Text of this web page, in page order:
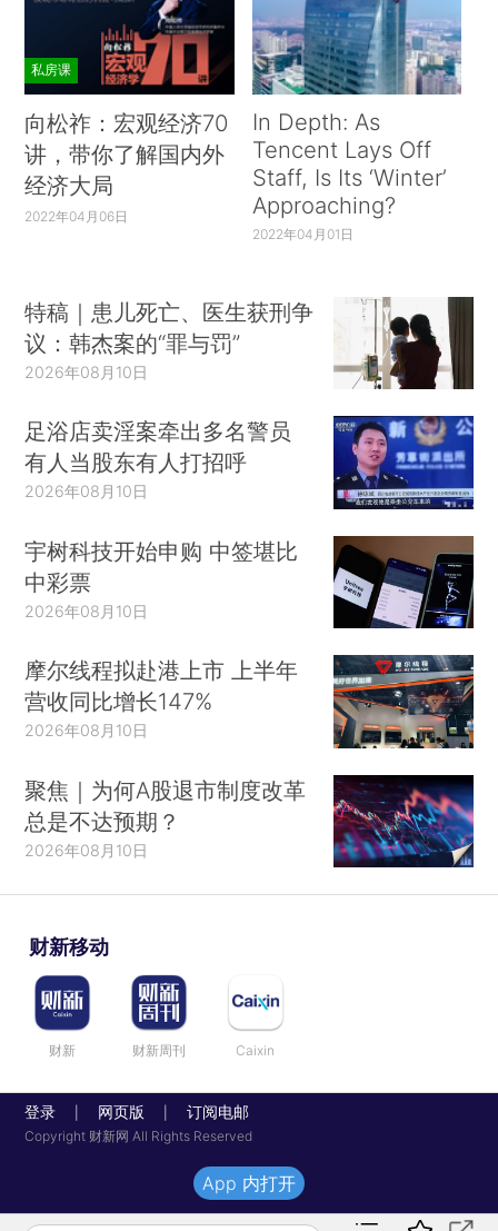
私房课
向松祚：宏观经济70
讲，带你了解国内外
经济大局
2022年04月06日
In Depth: As
Tencent Lays Off
Staff, Is Its ‘Winter’
Approaching?
2022年04月01日
特稿｜患儿死亡、医生获刑争
议：韩杰案的“罪与罚”
2026年08月10日
足浴店卖淫案牵出多名警员
有人当股东有人打招呼
2026年08月10日
宇树科技开始申购 中签堪比
中彩票
2026年08月10日
摩尔线程拟赴港上市 上半年
营收同比增长147%
2026年08月10日
聚焦｜为何A股退市制度改革
总是不达预期？
2026年08月10日
财新移动
财新 财新周刊 Caixin
登录 网页版 订阅电邮
Copyright 财新网 All Rights Reserved
App 内打开